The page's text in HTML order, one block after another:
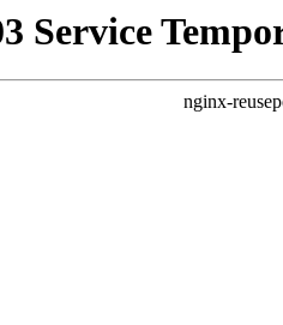
Service
nginx-